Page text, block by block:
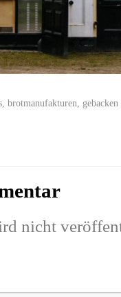
brotmanufakturen
nicht